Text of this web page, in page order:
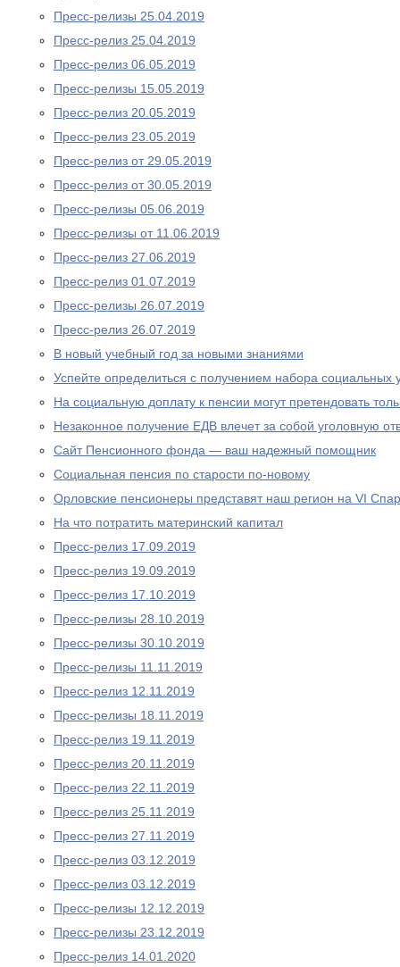
Пресс-релизы 25.04.2019
Пресс-релиз 25.04.2019
Пресс-релиз 06.05.2019
Пресс-релизы 15.05.2019
Пресс-релиз 20.05.2019
Пресс-релиз 23.05.2019
Пресс-релиз от 29.05.2019
Пресс-релиз от 30.05.2019
Пресс-релизы 05.06.2019
Пресс-релизы от 11.06.2019
Пресс-релиз 27.06.2019
Пресс-релиз 01.07.2019
Пресс-релизы 26.07.2019
Пресс-релиз 26.07.2019
В новый учебный год за новыми знаниями
Успейте определиться с получением набора социальных
На социальную доплату к пенсии могут претендовать
Незаконное получение ЕДВ влечет за собой уголовную
Сайт Пенсионного фонда — ваш надежный помощник
Социальная пенсия по старости по-новому
Орловские пенсионеры представят наш регион на VI
На что потратить материнский капитал
Пресс-релиз 17.09.2019
Пресс-релиз 19.09.2019
Пресс-релиз 17.10.2019
Пресс-релизы 28.10.2019
Пресс-релизы 30.10.2019
Пресс-релизы 11.11.2019
Пресс-релиз 12.11.2019
Пресс-релизы 18.11.2019
Пресс-релиз 19.11.2019
Пресс-релиз 20.11.2019
Пресс-релиз 22.11.2019
Пресс-релиз 25.11.2019
Пресс-релиз 27.11.2019
Пресс-релиз 03.12.2019
Пресс-релиз 03.12.2019
Пресс-релизы 12.12.2019
Пресс-релизы 23.12.2019
Пресс-релиз 14.01.2020